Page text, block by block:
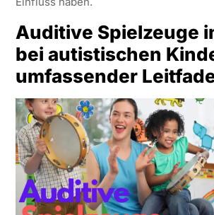
Auditive Spielzeuge
bei autistischen
umfassender